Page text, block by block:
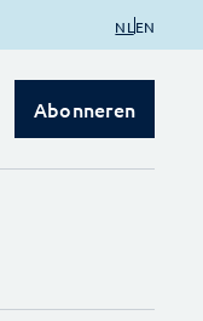
NL EN
Abonneren